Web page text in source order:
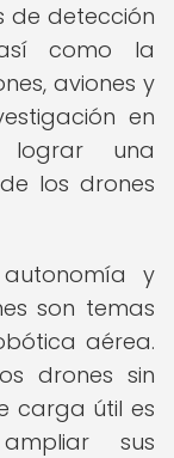
de detección
como la
aviones y
en
lograr una
los drones
y
son temas
aérea.
drones sin
carga útil es
sus